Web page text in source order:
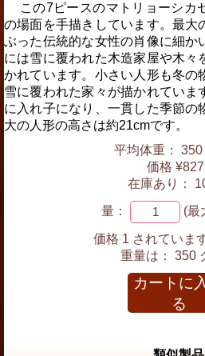
この7ピースのマトリョーシカ
の場面を手描きしています。最大
ぶった伝統的な女性の肖像に細か
には雪に覆われた木造家屋や木々
かれています。小さい人形も冬の
雪に覆われた家々が描かれていま
に入れ子になり、一貫した季節の
大の人形の高さは約21cmです。
平均体重： 350
価格
在庫あり：
量： (最
価格 1 されていま
重量は： 350
カートに
る